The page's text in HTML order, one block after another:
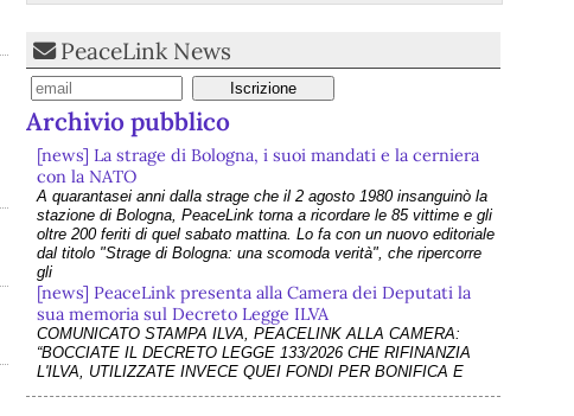
PeaceLink News
Archivio pubblico
[news] La strage di Bologna, i suoi mandati e la cerniera
con la NATO
A quarantasei anni dalla strage che il 2 agosto 1980 insanguinò la
stazione di Bologna, PeaceLink torna a ricordare le 85 vittime e gli
oltre 200 feriti di quel sabato mattina. Lo fa con un nuovo editoriale
dal titolo "Strage di Bologna: una scomoda verità", che ripercorre
gli
[news] PeaceLink presenta alla Camera dei Deputati la
sua memoria sul Decreto Legge ILVA
COMUNICATO STAMPA ILVA, PEACELINK ALLA CAMERA:
“BOCCIATE IL DECRETO LEGGE 133/2026 CHE RIFINANZIA
L'ILVA, UTILIZZATE INVECE QUEI FONDI PER BONIFICA E